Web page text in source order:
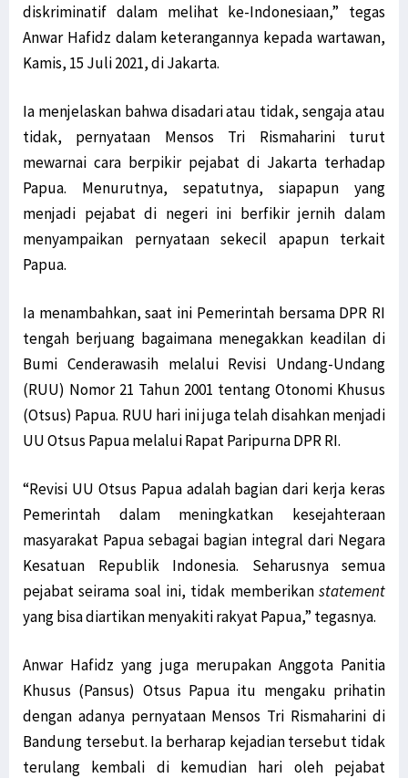
diskriminatif dalam melihat ke-Indonesiaan,” tegas
Anwar Hafidz dalam keterangannya kepada wartawan,
Kamis, 15 Juli 2021, di Jakarta.
Ia menjelaskan bahwa disadari atau tidak, sengaja atau
tidak, pernyataan Mensos Tri Rismaharini turut
mewarnai cara berpikir pejabat di Jakarta terhadap
Papua. Menurutnya, sepatutnya, siapapun yang
menjadi pejabat di negeri ini berfikir jernih dalam
menyampaikan pernyataan sekecil apapun terkait
Papua.
Ia menambahkan, saat ini Pemerintah bersama DPR RI
tengah berjuang bagaimana menegakkan keadilan di
Bumi Cenderawasih melalui Revisi Undang-Undang
(RUU) Nomor 21 Tahun 2001 tentang Otonomi Khusus
(Otsus) Papua. RUU hari ini juga telah disahkan menjadi
UU Otsus Papua melalui Rapat Paripurna DPR RI.
“Revisi UU Otsus Papua adalah bagian dari kerja keras
Pemerintah dalam meningkatkan kesejahteraan
masyarakat Papua sebagai bagian integral dari Negara
Kesatuan Republik Indonesia. Seharusnya semua
pejabat seirama soal ini, tidak memberikan statement
yang bisa diartikan menyakiti rakyat Papua,” tegasnya.
Anwar Hafidz yang juga merupakan Anggota Panitia
Khusus (Pansus) Otsus Papua itu mengaku prihatin
dengan adanya pernyataan Mensos Tri Rismaharini di
Bandung tersebut. Ia berharap kejadian tersebut tidak
terulang kembali di kemudian hari oleh pejabat